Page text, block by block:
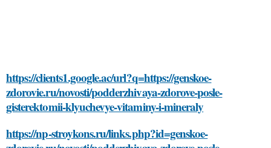
https://clients1.google.ac/url?q=https://genskoe-
zdorovie.ru/novosti/podderzhivaya-zdorove-posle-
gisterektomii-klyuchevye-vitaminy-i-mineraly
https://np-stroykons.ru/links.php?id=genskoe-